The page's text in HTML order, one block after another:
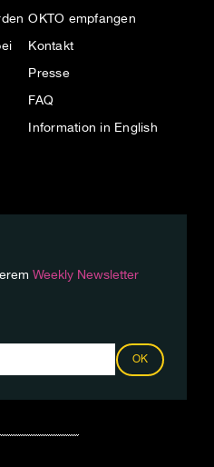
OKTO empfangen
Kontakt
Presse
FAQ
Information in English
Weekly Newsletter
OK